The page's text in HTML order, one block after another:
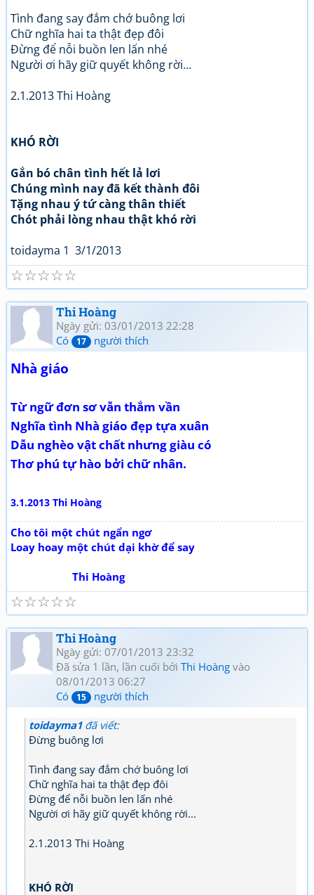
Tình đang say đắm chớ buông lơi
Chữ nghĩa hai ta thật đẹp đôi
Đừng để nỗi buồn len lấn nhé
Người ơi hãy giữ quyết không rời...
2.1.2013 Thi Hoàng
KHÓ RỜI
Gắn bó chân tình hết lả lơi
Chúng mình nay đã kết thành đôi
Tặng nhau ý tứ càng thân thiết
Chót phải lòng nhau thật khó rời
toidayma 1 3/1/2013
☆
☆
☆
☆
☆
Thi Hoàng
Ngày gửi: 03/01/2013 22:28
Có
17 người thích
Nhà giáo
Từ ngữ đơn sơ vẫn thắm vần
Nghĩa tình Nhà giáo đẹp tựa xuân
Dẫu nghèo vật chất nhưng giàu có
Thơ phú tự hào bởi chữ nhân.
3.1.2013 Thi Hoàng
Cho tôi một chút ngẩn ngơ
Loay hoay một chút dại khờ để say
Thi Hoàng
☆
☆
☆
☆
☆
Thi Hoàng
Ngày gửi: 07/01/2013 23:32
Đã sửa 1 lần, lần cuối bởi Thi Hoàng vào
08/01/2013 06:27
Có
15 người thích
toidayma1đã viết:
Đừng buông lơi
Tình đang say đắm chớ buông lơi
Chữ nghĩa hai ta thật đẹp đôi
Đừng để nỗi buồn len lấn nhé
Người ơi hãy giữ quyết không rời...
2.1.2013 Thi Hoàng
KHÓ RỜI